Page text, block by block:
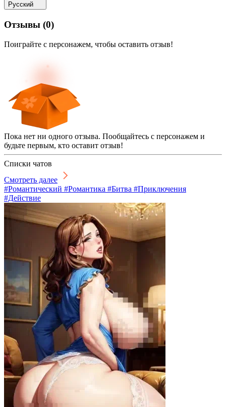
Русский
Отзывы (0)
Поиграйте с персонажем, чтобы оставить отзыв!
Пока нет ни одного отзыва. Пообщайтесь с персонажем и
будьте первым, кто оставит отзыв!
Списки чатов
Смотреть далее
#Романтический #Романтика #Битва #Приключения
#Действие